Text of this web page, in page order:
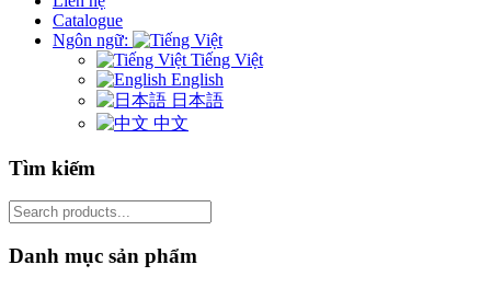
Catalogue
Ngôn ngữ:
Tiếng Việt
English
日本語
中文
Tìm kiếm
Search
for:
Danh mục sản phẩm